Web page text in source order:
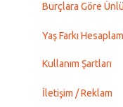
Burçlara Göre
Yaş Farkı
Kullanım Şartları
İletişim / Reklam